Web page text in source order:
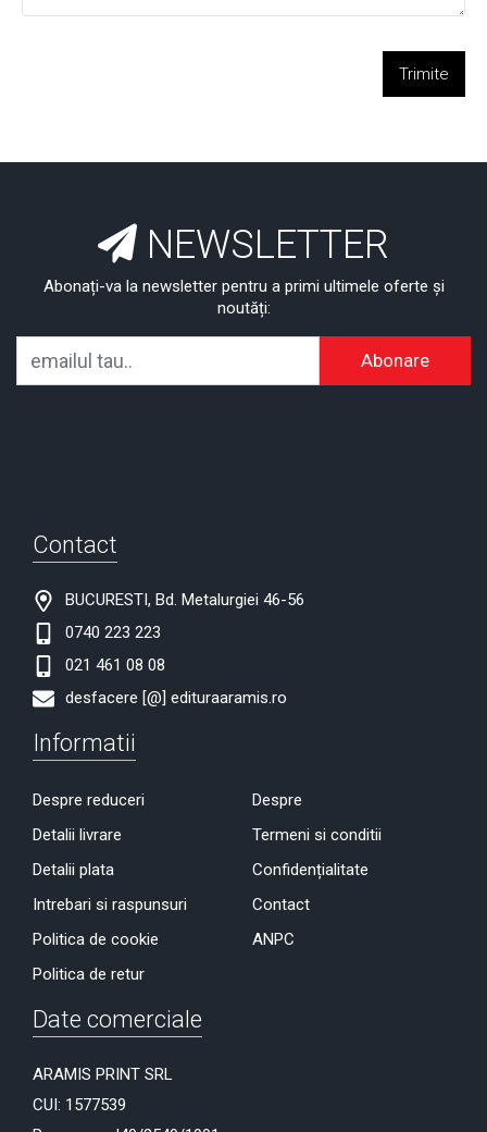
Trimite
NEWSLETTER
Abonați-va la newsletter pentru a primi ultimele oferte și
noutăți:
Abonare
Contact
BUCURESTI, Bd. Metalurgiei 46-56
0740 223 223
021 461 08 08
desfacere [@] edituraaramis.ro
Informatii
Despre reduceri
Detalii livrare
Detalii plata
Intrebari si raspunsuri
Politica de cookie
Politica de retur
Despre
Termeni si conditii
Confidențialitate
Contact
ANPC
Date comerciale
ARAMIS PRINT SRL
CUI: 1577539